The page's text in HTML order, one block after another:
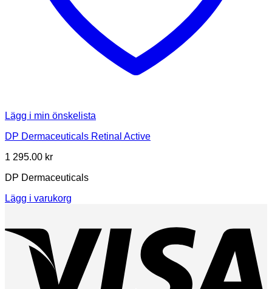
Lägg i min önskelista
DP Dermaceuticals Retinal Active
1 295.00 kr
DP Dermaceuticals
Lägg i varukorg